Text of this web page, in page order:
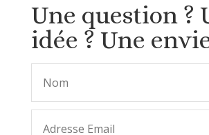
Une question ?
idée ? Une